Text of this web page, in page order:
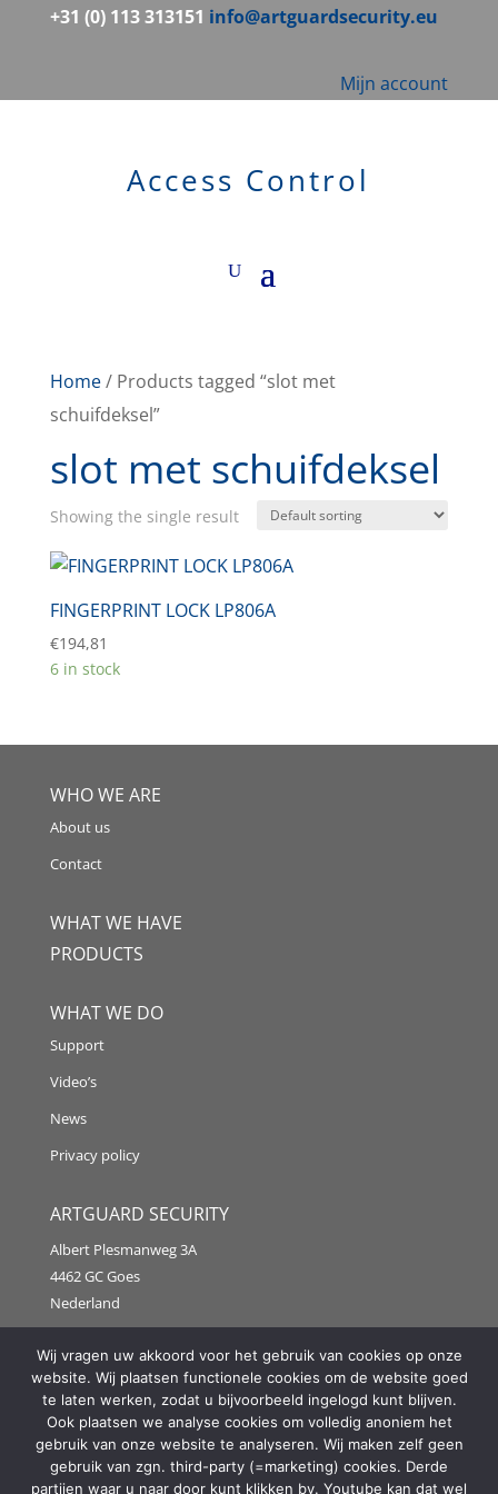
+31 (0) 113 313151 info@artguardsecurity.eu
Mijn account
Access Control
Home/ Products tagged “slot met
schuifdeksel”
slot met schuifdeksel
Showing the single result
FINGERPRINT LOCK LP806A
€194,81
6 in stock
WHO WE ARE
About us
Contact
WHAT WE HAVE
PRODUCTS
WHAT WE DO
Support
Video’s
News
Privacy policy
ARTGUARD SECURITY
Albert Plesmanweg 3A
4462 GC Goes
Nederland
Tel: +31 (0) 113 313151
E-mail:info@artguardsecurity.eu
Copyright @2021 Artguard Security | Made in cooperation
Wij vragen uw akkoord voor het gebruik van cookies op onze
website. Wij plaatsen functionele cookies om de website goed
te laten werken, zodat u bijvoorbeeld ingelogd kunt blijven.
Ook plaatsen we analyse cookies om volledig anoniem het
gebruik van onze website te analyseren. Wij maken zelf geen
gebruik van zgn. third-party (=marketing) cookies. Derde
partijen waar u naar door kunt klikken bv. Youtube kan dat wel